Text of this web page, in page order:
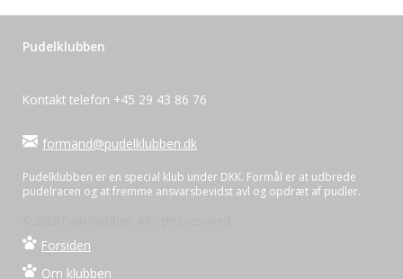
Pudelklubben
Kontakt telefon +45 29 43 86 76
formand@pudelklubben.dk
Pudelklubben er en special klub under DKK. Formål er at udbrede
pudelracen og at fremme ansvarsbevidst avl og opdræt af pudler.
Forsiden
Om klubben